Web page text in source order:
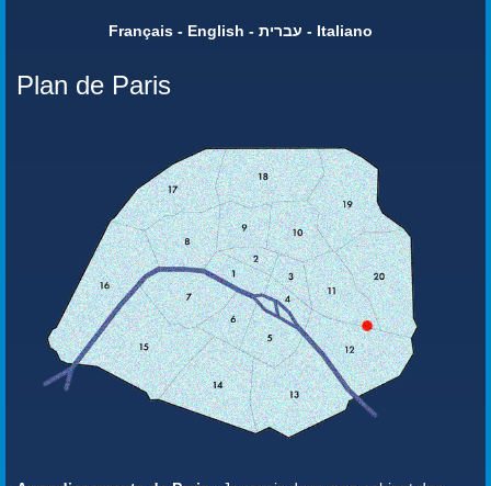
Français - English - עברית - Italiano
Plan de Paris